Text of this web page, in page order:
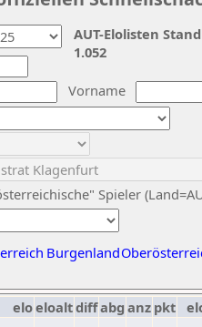
Vorname
Spieler
Burgenland
AUT-Elolisten
1.052
eloeloaltdiffabg anz pkt